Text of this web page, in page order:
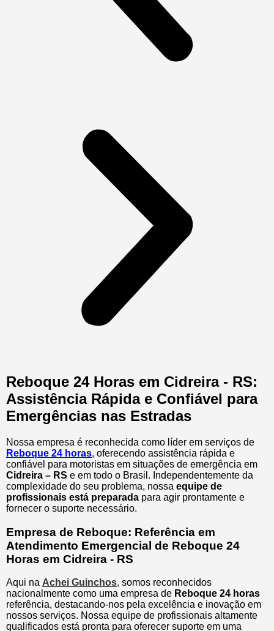
Reboque 24 Horas em Cidreira - RS:
Assistência Rápida e Confiável para
Emergências nas Estradas
Nossa empresa é reconhecida como líder em serviços de
Reboque 24 horas, oferecendo assistência rápida e
confiável para motoristas em situações de emergência em
Cidreira – RS e em todo o Brasil. Independentemente da
complexidade do seu problema, nossa equipe de
profissionais está preparada para agir prontamente e
fornecer o suporte necessário.
Empresa de Reboque: Referência em
Atendimento Emergencial de Reboque 24
Horas em Cidreira - RS
Aqui na Achei Guinchos, somos reconhecidos
nacionalmente como uma empresa de Reboque 24 horas
referência, destacando-nos pela excelência e inovação em
nossos serviços. Nossa equipe de profissionais altamente
qualificados está pronta para oferecer suporte em uma